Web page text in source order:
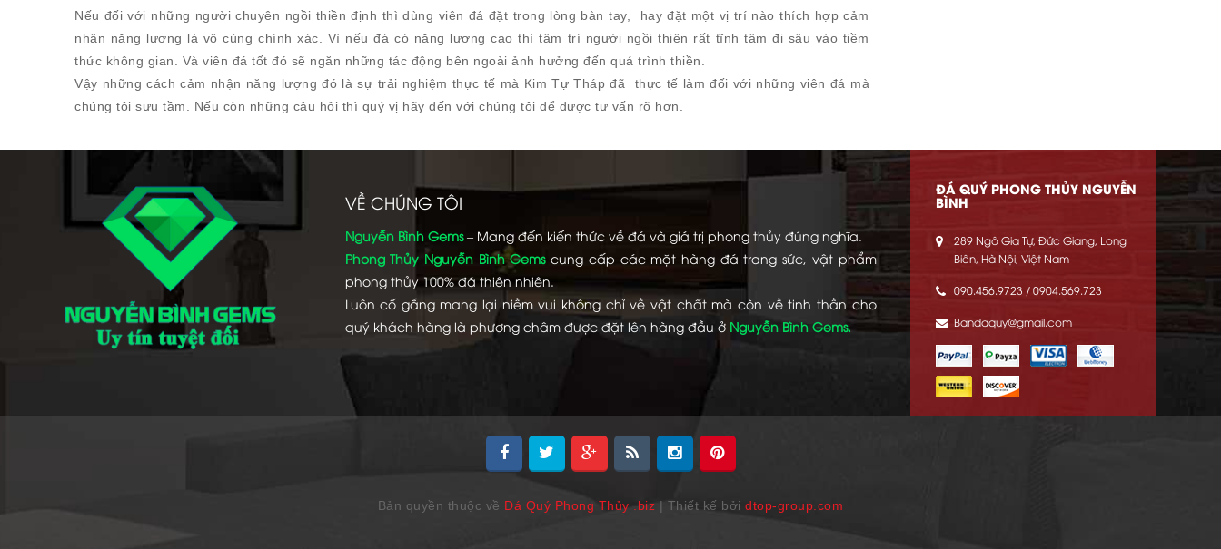
Nếu đối với những người chuyên ngồi thiền định thì dùng viên đá đặt trong lòng bàn tay, hay đặt một vị trí nào thích hợp cảm
nhận năng lượng là vô cùng chính xác. Vì nếu đá có năng lượng cao thì tâm trí người ngồi thiên rất tĩnh tâm đi sâu vào tiềm
thức không gian. Và viên đá tốt đó sẽ ngăn những tác động bên ngoài ảnh hưởng đến quá trình thiền.
Vậy những cách cảm nhận năng lượng đó là sự trải nghiệm thực tế mà Kim Tự Tháp đã thực tế làm đối với những viên đá mà
chúng tôi sưu tầm. Nếu còn những câu hỏi thì quý vị hãy đến với chúng tôi để được tư vấn rõ hơn.
VỀ CHÚNG TÔI
Nguyễn Bình Gems– Mang đến kiến thức về đá và giá trị phong thủy đúng nghĩa.
Phong Thủy Nguyễn Bình Gemscung cấp các mặt hàng đá trang sức, vật phẩm
phong thủy 100% đá thiên nhiên.
Luôn cố gắng mang lại niềm vui không chỉ về vật chất mà còn về tinh thần cho
quý khách hàng là phương châm được đặt lên hàng đầu ở Nguyễn Bình Gems.
ĐÁ QUÝ PHONG THỦY NGUYỄN
BÌNH
289 Ngô Gia Tự, Đức Giang, Long
Biên, Hà Nội, Việt Nam
090.456.9723 / 0904.569.723
Bandaquy@gmail.com
Bản quyền thuộc vềĐá Quý Phong Thủy .biz | Thiết kế bởidtop-group.com